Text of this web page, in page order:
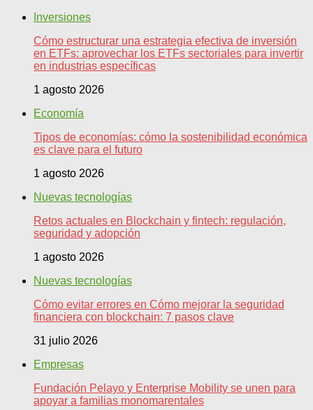
Inversiones
Cómo estructurar una estrategia efectiva de inversión
en ETFs: aprovechar los ETFs sectoriales para invertir
en industrias específicas
1 agosto 2026
Economía
Tipos de economías: cómo la sostenibilidad económica
es clave para el futuro
1 agosto 2026
Nuevas tecnologías
Retos actuales en Blockchain y fintech: regulación,
seguridad y adopción
1 agosto 2026
Nuevas tecnologías
Cómo evitar errores en Cómo mejorar la seguridad
financiera con blockchain: 7 pasos clave
31 julio 2026
Empresas
Fundación Pelayo y Enterprise Mobility se unen para
apoyar a familias monomarentales